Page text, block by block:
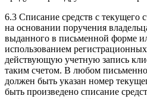
6.3 Списание средств с
на основании поручения
выданного в письменной форме
использованием
действующую учетную запись
таким счетом. В любом
должен быть указан номер
быть произведено списание